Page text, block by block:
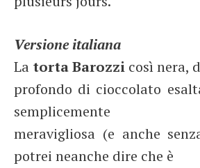
Versione italiana
La torta Barozzi così nera,
profondo di cioccolato
semplicemente
meravigliosa (e anche
potrei neanche dire che è